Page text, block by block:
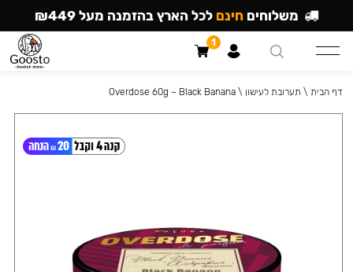
דף הבית \ תערובת לעישון \
Overdose 60g – Black Banana
משלוחים חינם לכל הארץ בהזמנה מעל ₪449
1